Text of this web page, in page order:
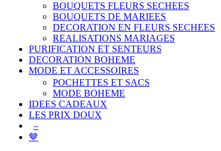
BOUQUETS FLEURS SECHEES
BOUQUETS DE MARIEES
DECORATION EN FLEURS SECHEES
REALISATIONS MARIAGES
PURIFICATION ET SENTEURS
DECORATION BOHEME
MODE ET ACCESSOIRES
POCHETTES ET SACS
MODE BOHEME
IDEES CADEAUX
LES PRIX DOUX
–
🤎